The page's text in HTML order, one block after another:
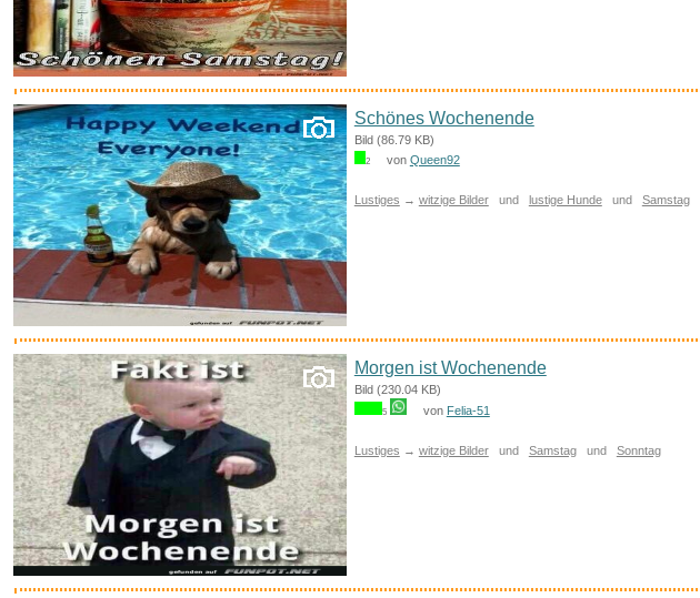
ecooe Zelt Klebeband
Wasserdic...
Anzeige
ROTER K�-NIG WEISSER
STERN (CD...
Anzeige
Schönes Wochenende
Bild (86.79 KB)
2 von Queen92
Lustiges → witzige Bilderund lustige Hundeund Samstag
Morgen ist Wochenende
Bild (230.04 KB)
5 von Felia-51
Lustiges → witzige Bilderund Samstagund Sonntag